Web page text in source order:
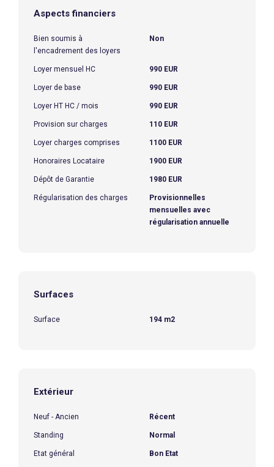
Aspects financiers
Bien soumis à
l'encadrement des loyers
Non
Loyer mensuel HC 990 EUR
Loyer de base 990 EUR
Loyer HT HC / mois 990 EUR
Provision sur charges 110 EUR
Loyer charges comprises 1100 EUR
Honoraires Locataire 1900 EUR
Dépôt de Garantie 1980 EUR
Régularisation des charges
Provisionnelles
mensuelles avec
régularisation annuelle
Surfaces
Surface 194 m2
Extérieur
Neuf - Ancien Récent
Standing Normal
Etat général Bon Etat